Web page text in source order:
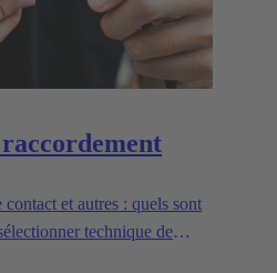
et autres : quels sont
technique de